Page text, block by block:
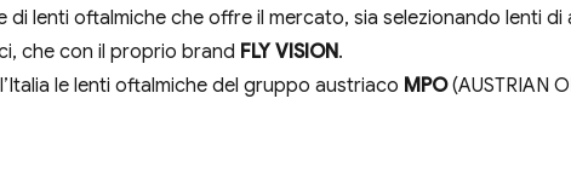
lenti oftalmiche che offre il mercato, sia selezionando lenti di
che con il proprio brand FLY VISION.
le lenti oftalmiche del gruppo austriaco MPO(AUSTRIAN